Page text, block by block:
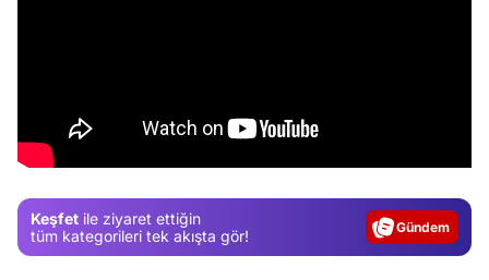
Keşfet ile ziyaret ettiğin
tüm kategorileri tek akışta gör!
Gündem